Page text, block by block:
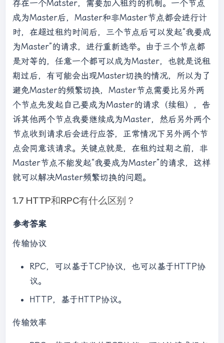
存在一个Matster，需要加入租约的机制。一个节点
成为Master后，Master和非Master节点都会进行计
时，在超过租约时间后，三个节点后可以发起“我要成
为Master”的请求，进行重新选举。由于三个节点都
是对等的，任意一个都可以成为Master，也就是说租
期过后，有可能会出现Master切换的情况，所以为了
避免Master的频繁切换，Master节点需要比另外两
个节点先发起自己要成为Master的请求（续租），告
诉其他两个节点我要继续成为Master，然后另外两个
节点收到请求后会进行应答，正常情况下另外两个节
点会同意该请求。关键点就是，在租约过期之前，非
Master节点不能发起“我要成为Master”的请求，这样
就可以解决Master频繁切换的问题。
1.7 HTTP和RPC有什么区别？
参考答案
传输协议
RPC，可以基于TCP协议，也可以基于HTTP协
议。
HTTP，基于HTTP协议。
传输效率